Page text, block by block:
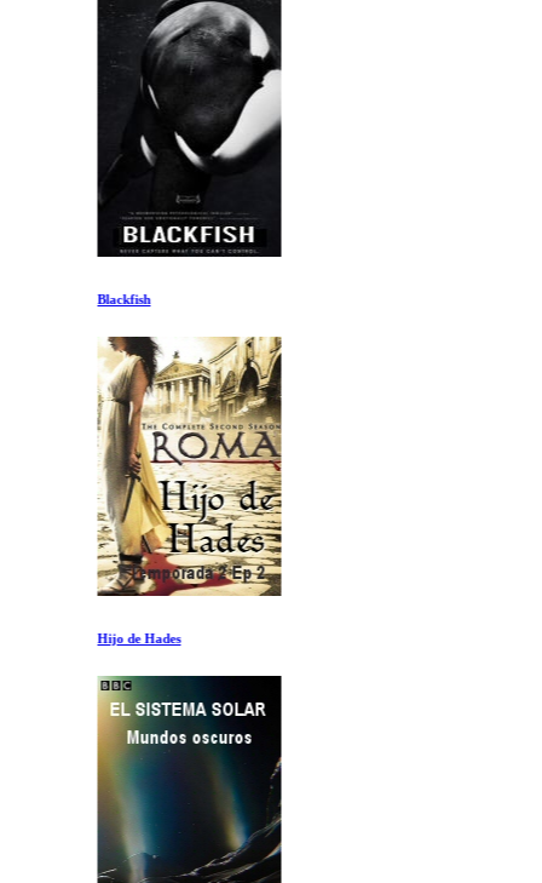
Blackfish
Hijo de Hades